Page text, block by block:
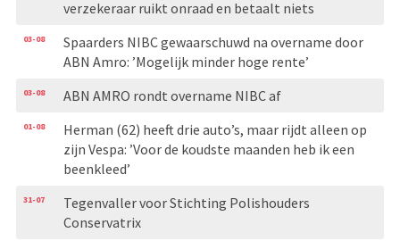
verzekeraar ruikt onraad en betaalt niets
03-08
Spaarders NIBC gewaarschuwd na overname door
ABN Amro: ’Mogelijk minder hoge rente’
03-08 ABN AMRO rondt overname NIBC af
01-08
Herman (62) heeft drie auto’s, maar rijdt alleen op
zijn Vespa: ’Voor de koudste maanden heb ik een
beenkleed’
31-07
Tegenvaller voor Stichting Polishouders
Conservatrix